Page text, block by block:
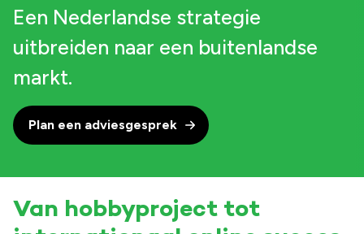
Een Nederlandse strategie
uitbreiden naar een buitenlandse
markt.
Plan een adviesgesprek
Van hobbyproject tot